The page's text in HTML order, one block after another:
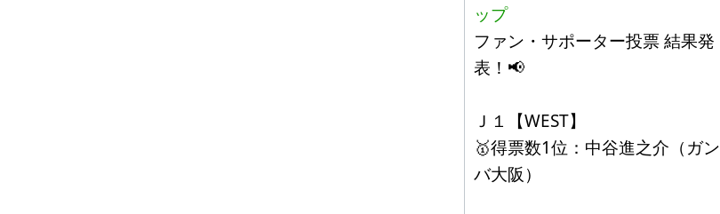
ップ
ファン・サポーター投票 結果発
表！📢
Ｊ１【WEST】
🥇得票数1位：中谷進之介（ガン
バ大阪）